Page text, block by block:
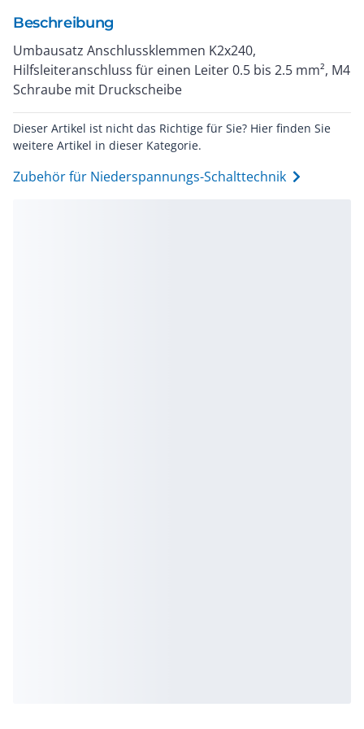
Beschreibung
Umbausatz Anschlussklemmen K2x240,
Hilfsleiteranschluss für einen Leiter 0.5 bis 2.5 mm², M4
Schraube mit Druckscheibe
Dieser Artikel ist nicht das Richtige für Sie? Hier finden Sie
weitere Artikel in dieser Kategorie.
Zubehör für Niederspannungs-Schalttechnik